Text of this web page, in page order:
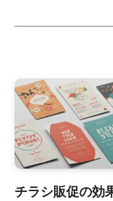
チラシ販促の効